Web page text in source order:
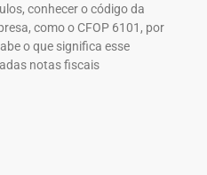
conhecer o código da
como o CFOP 6101, por
o que significa esse
notas fiscais